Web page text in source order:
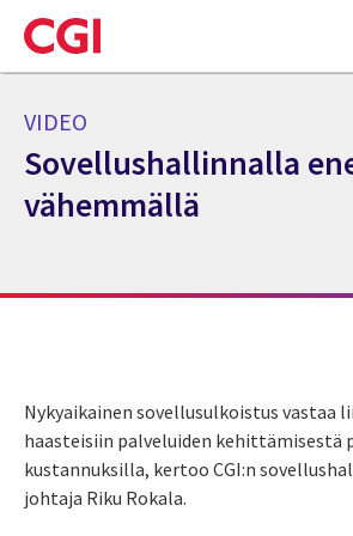
Skip
to
main
VIDEO
Sovellushallinnalla
vähemmällä
Nykyaikainen sovellusulkoistus vastaa
haasteisiin palveluiden kehittämisestä
kustannuksilla, kertoo CGI:n
johtaja Riku Rokala.